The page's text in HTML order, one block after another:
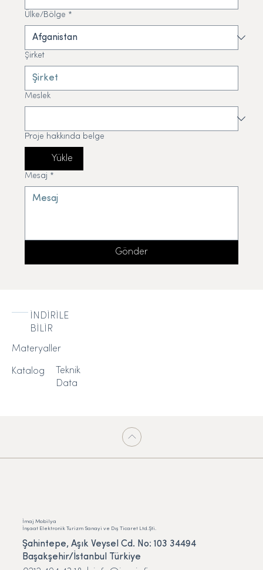
Ülke/Bölge *
Şirket
Meslek
Proje hakkında belge
Yükle
Mesaj *
Gönder
İNDİRİLE
BİLİR
Materyaller
Katalog
Teknik
Data
İmaj Mobilya
İnşaat Elektronik Turizm Sanayi ve Dış Ticaret Ltd.Şti.
Şahintepe, Aşık Veysel Cd. No: 103 34494
Başakşehir/İstanbul Türkiye